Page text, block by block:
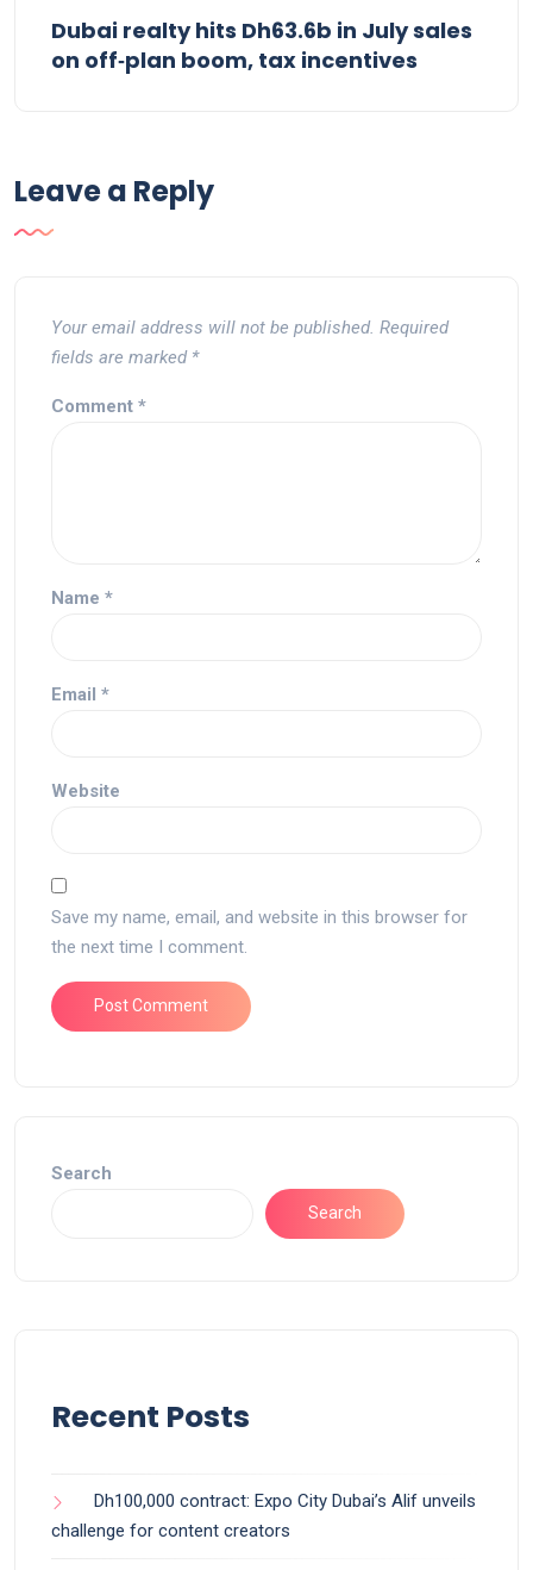
Dubai realty hits Dh63.6b in July sales
on off‑plan boom, tax incentives
Leave a Reply
Your email address will not be published. Required
fields are marked *
Comment *
Name *
Email *
Website
Save my name, email, and website in this browser for
the next time I comment.
Search
Search
Recent Posts
Dh100,000 contract: Expo City Dubai’s Alif unveils
challenge for content creators